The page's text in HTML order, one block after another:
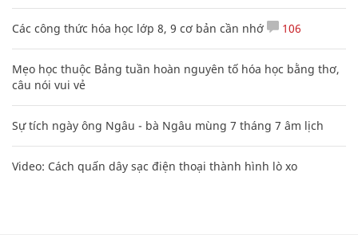
Các công thức hóa học lớp 8, 9 cơ bản cần nhớ 106
Mẹo học thuộc Bảng tuần hoàn nguyên tố hóa học bằng thơ,
câu nói vui vẻ
Sự tích ngày ông Ngâu - bà Ngâu mùng 7 tháng 7 âm lịch
Video: Cách quấn dây sạc điện thoại thành hình lò xo